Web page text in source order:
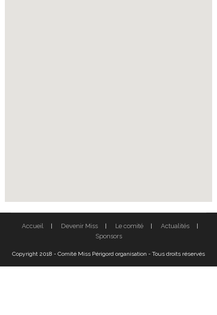
Accueil Devenir Miss Le comité
Actualités
Sponsors
Copyright 2018 - Comité Miss Périgord organisation - Tous droits réservés